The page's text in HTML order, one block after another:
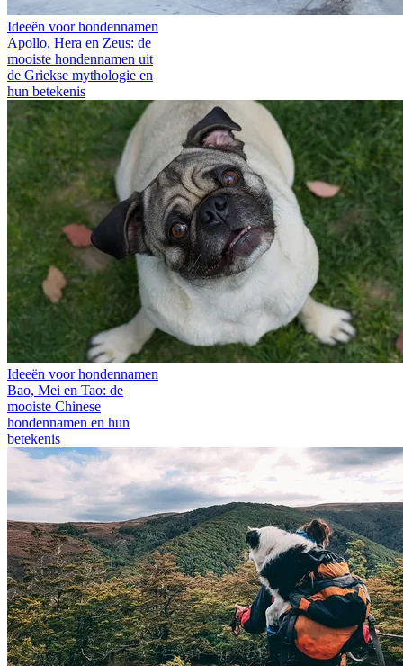
Ideeën voor hondennamen
Apollo, Hera en Zeus: de
mooiste hondennamen uit
de Griekse mythologie en
hun betekenis
Ideeën voor hondennamen
Bao, Mei en Tao: de
mooiste Chinese
hondennamen en hun
betekenis